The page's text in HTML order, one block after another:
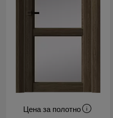
Цена за полотно